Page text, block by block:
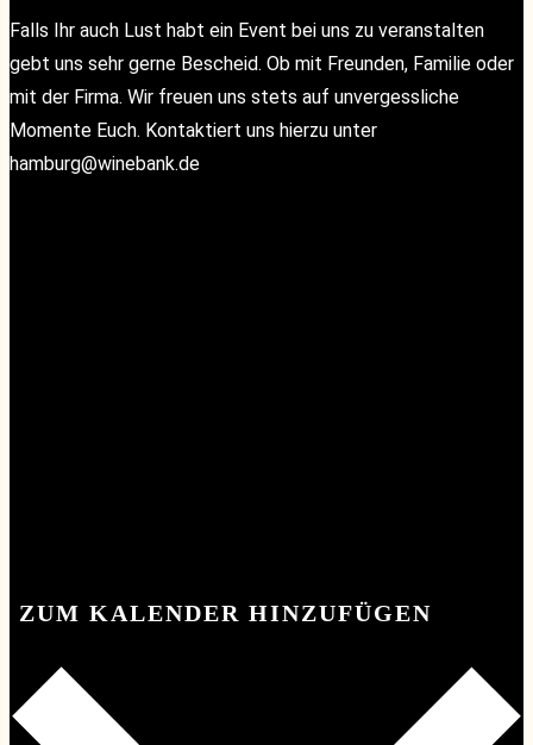
Falls Ihr auch Lust habt ein Event bei uns zu veranstalten
gebt uns sehr gerne Bescheid. Ob mit Freunden, Familie oder
mit der Firma. Wir freuen uns stets auf unvergessliche
Momente Euch. Kontaktiert uns hierzu unter
hamburg@winebank.de
ZUM KALENDER HINZUFÜGEN